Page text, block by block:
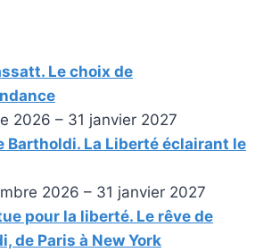
Le choix de
2026 – 31 janvier 2027
Bartholdi. La Liberté éclairant le
2026 – 31 janvier 2027
pour la liberté. Le rêve de
de Paris à New York